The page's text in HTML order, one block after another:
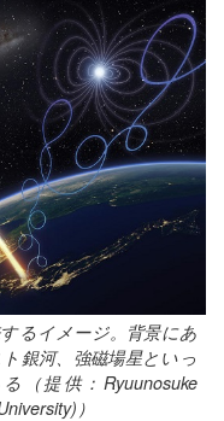
るイメージ。背景にあ
銀河、強磁場星といっ
（提供：Ryuunosuke
）